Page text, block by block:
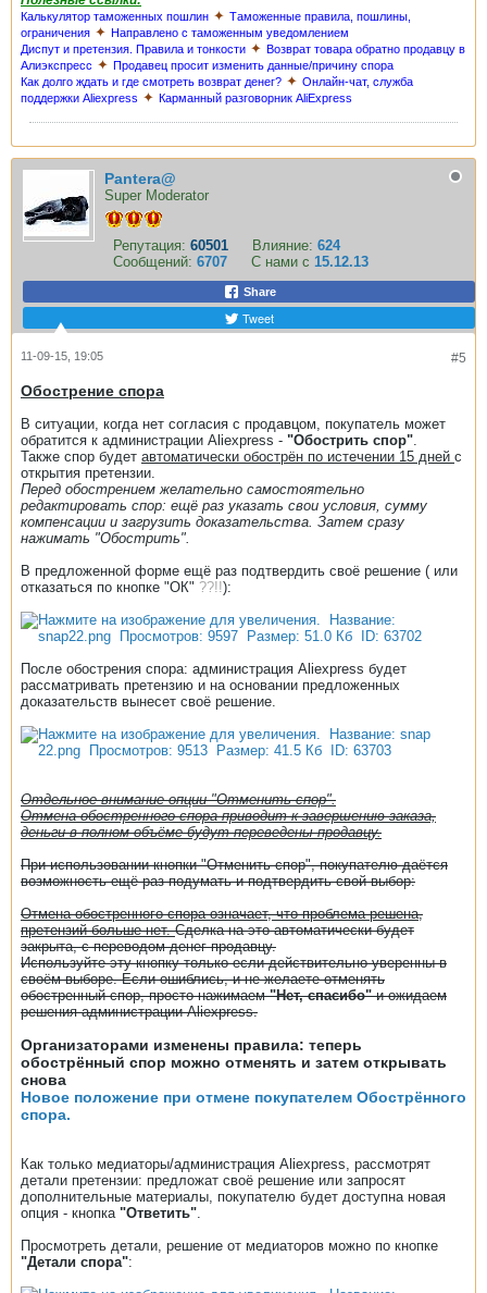
Калькулятор таможенных пошлин ✦ Таможенные правила, пошлины,
ограничения ✦ Направлено с таможенным уведомлением
Диспут и претензия. Правила и тонкости ✦ Возврат товара обратно продавцу в
Алиэкспресс ✦ Продавец просит изменить данные/причину спора
Как долго ждать и где смотреть возврат денег? ✦ Онлайн-чат, служба
поддержки Aliexpress ✦ Карманный разговорник AliExpress
Pantera@
Super Moderator
Репутация: 60501 Влияние: 624
Сообщений: 6707 С нами с 15.12.13
Share
Tweet
#5
11-09-15, 19:05
Обострение спора
В ситуации, когда нет согласия с продавцом, покупатель может
обратится к администрации Aliexpress - "Обострить спор"
Также спор будет автоматически обострён по истечении 15 дней с
открытия претензии.
Перед обострением желательно самостоятельно
редактировать спор: ещё раз указать свои условия, сумму
компенсации и загрузить доказательства. Затем сразу
нажимать "Обострить".
В предложенной форме ещё раз подтвердить своё решение ( или
отказаться по кнопке "ОК" ??!!):
После обострения спора: администрация Aliexpress будет
рассматривать претензию и на основании предложенных
доказательств вынесет своё решение.
Отдельное внимание опции "Отменить спор".
Отмена обостренного спора приводит к завершению заказа,
деньги в полном объёме будут переведены продавцу.
При использовании кнопки "Отменить спор", покупателю даётся
возможность ещё раз подумать и подтвердить свой выбор:
Отмена обостренного спора означает, что проблема решена,
претензий больше нет.Сделка на это автоматически будет
закрыта, с переводом денег продавцу.
Используйте эту кнопку только если действительно уверенны в
своём выборе. Если ошиблись, и не желаете отменять
обостренный спор, просто нажимаем"Нет, спасибо"и ожидаем
решения администрации Aliexpress.
Организаторами изменены правила: теперь
обострённый спор можно отменять и затем открывать
снова
Новое положение при отмене покупателем Обострённого
спора.
Как только медиаторы/администрация Aliexpress, рассмотрят
детали претензии: предложат своё решение или запросят
дополнительные материалы, покупателю будет доступна новая
опция - кнопка "Ответить"
Просмотреть детали, решение от медиаторов можно по кнопке
"Детали спора":